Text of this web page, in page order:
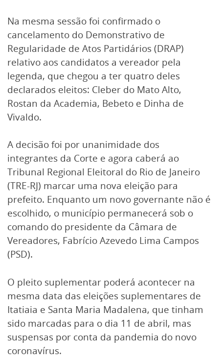
Na mesma sessão foi confirmado o
cancelamento do Demonstrativo de
Regularidade de Atos Partidários (DRAP)
relativo aos candidatos a vereador pela
legenda, que chegou a ter quatro deles
declarados eleitos: Cleber do Mato Alto,
Rostan da Academia, Bebeto e Dinha de
Vivaldo.
A decisão foi por unanimidade dos
integrantes da Corte e agora caberá ao
Tribunal Regional Eleitoral do Rio de Janeiro
(TRE-RJ) marcar uma nova eleição para
prefeito. Enquanto um novo governante não é
escolhido, o município permanecerá sob o
comando do presidente da Câmara de
Vereadores, Fabrício Azevedo Lima Campos
(PSD).
O pleito suplementar poderá acontecer na
mesma data das eleições suplementares de
Itatiaia e Santa Maria Madalena, que tinham
sido marcadas para o dia 11 de abril, mas
suspensas por conta da pandemia do novo
coronavírus.